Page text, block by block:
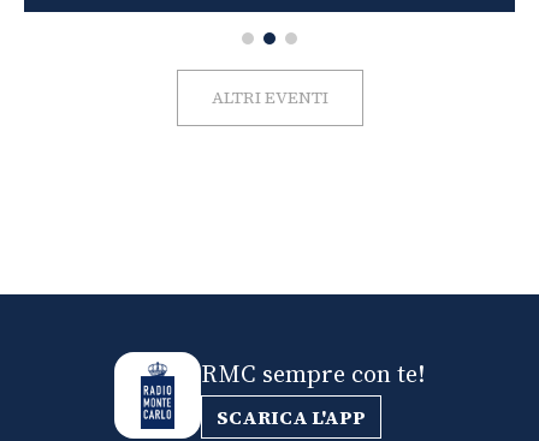
ALTRI EVENTI
RMC sempre con te!
SCARICA L'APP